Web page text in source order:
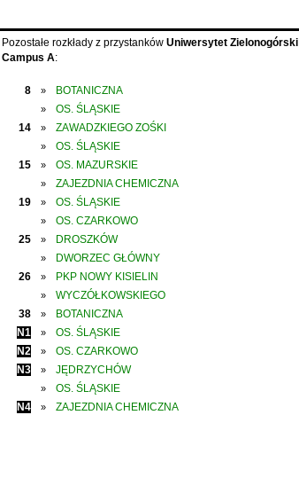
Pozostałe rozkłady z przystanków Uniwersytet Zielonogórski
Campus A:
8 » BOTANICZNA
»
OS. ŚLĄSKIE
14
» ZAWADZKIEGO ZOŚKI
»
OS. ŚLĄSKIE
15
» OS. MAZURSKIE
»
ZAJEZDNIA CHEMICZNA
19
» OS. ŚLĄSKIE
»
OS. CZARKOWO
25
» DROSZKÓW
»
DWORZEC GŁÓWNY
26
» PKP NOWY KISIELIN
»
WYCZÓŁKOWSKIEGO
38
»
BOTANICZNA
N1
»
OS. ŚLĄSKIE
N2
»
OS. CZARKOWO
N3
» JĘDRZYCHÓW
»
OS. ŚLĄSKIE
N4
» ZAJEZDNIA CHEMICZNA